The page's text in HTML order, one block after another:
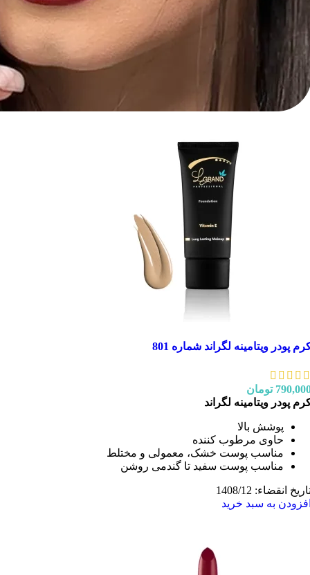
پودر ویتامینه لگراند شماره 801
تومان
پودر ویتامینه لگراند
پوشش بالا
حاوی مرطوب کننده
مناسب پوست خشک، معمولی و مختلط
مناسب پوست سفید تا گندمی روشن
انقضاء: 1408/12
به سبد خرید